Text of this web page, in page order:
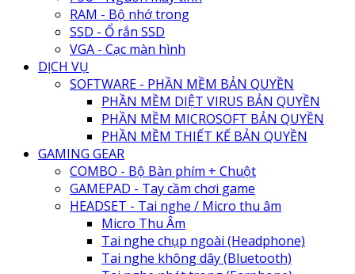
RAM - Bộ nhớ trong
SSD - Ổ rắn SSD
VGA - Cạc màn hình
DỊCH VỤ
SOFTWARE - PHẦN MỀM BẢN QUYỀN
PHẦN MỀM DIỆT VIRUS BẢN QUYỀN
PHẦN MỀM MICROSOFT BẢN QUYỀN
PHẦN MỀM THIẾT KẾ BẢN QUYỀN
GAMING GEAR
COMBO - Bộ Bàn phím + Chuột
GAMEPAD - Tay cầm chơi game
HEADSET - Tai nghe / Micro thu âm
Micro Thu Âm
Tai nghe chụp ngoài (Headphone)
Tai nghe không dây (Bluetooth)